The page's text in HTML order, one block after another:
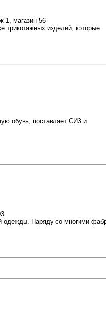
1, магазин 56
трикотажных изделий, которые
обувь, поставляет СИЗ и
одежды. Наряду со многими